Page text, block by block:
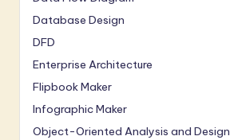
Database Design
DFD
Enterprise Architecture
Flipbook Maker
Infographic Maker
Object-Oriented Analysis and Design